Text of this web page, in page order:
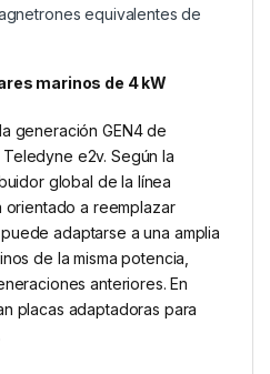
equivalentes de
marinos de 4 kW
generación GEN4 de
e2v. Según la
global de la línea
orientado a reemplazar
adaptarse a una amplia
de la misma potencia,
anteriores. En
placas adaptadoras para